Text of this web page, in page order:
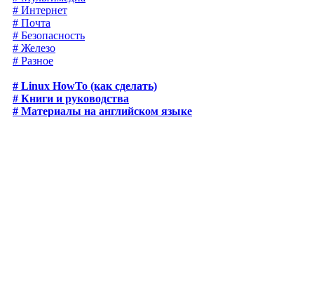
# Интернет
# Почта
# Безопасность
# Железо
# Разное
# Linux HowTo (как сделать)
# Книги и руководства
# Материалы на английском языке